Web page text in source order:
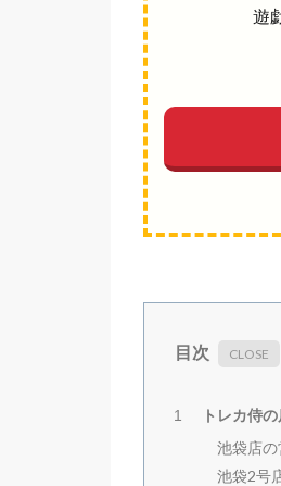
遊
目次
1
トレカ侍
池袋店
池袋2号